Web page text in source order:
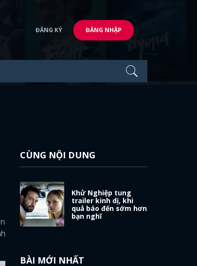
ĐĂNG KÝ ĐĂNG NHẬP
CÙNG NỘI DUNG
Khử Nghiệp tung
trailer kinh dị, khi
quả báo đến sớm hơn
bạn nghĩ
BÀI MỚI NHẤT